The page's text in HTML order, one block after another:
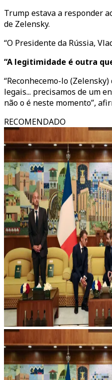
Trump estava a responder
de Zelensky.
“O Presidente da Rússia,
“A legitimidade é outra
“Reconhecemo-lo
legais... precisamos de um
não o é neste momento”,
RECOMENDADO